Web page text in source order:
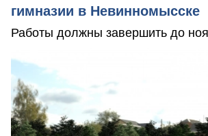
гимназии в Невинномысске
Работы должны завершить до